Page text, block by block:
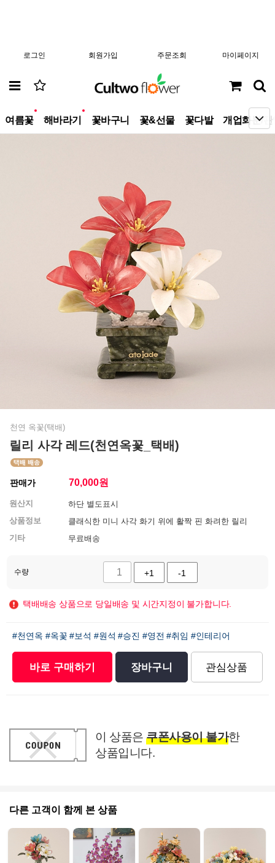
로그인 회원가입 주문조회 마이페이지
여름꽃 해바라기 꽃바구니 꽃&선물 꽃다발 개업화분/
천연 옥꽃(택배)
릴리 사각 레드(천연옥꽃_택배)
판매가 70,000원
원산지
하단 별도표시
상품정보
클래식한 미니 사각 화기 위에 활짝 핀 화려한 릴리
기타
무료배송
수량 +1 -1
택배배송 상품으로 당일배송 및 시간지정이 불가합니다.
#천연옥 #옥꽃 #보석 #원석 #승진 #영전 #취임 #인테리어
바로 구매하기 장바구니 관심상품
이 상품은 쿠폰사용이 불가한
상품입니다.
다른 고객이 함께 본 상품